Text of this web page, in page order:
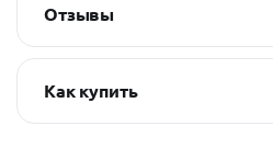
Отзывы
Как купить